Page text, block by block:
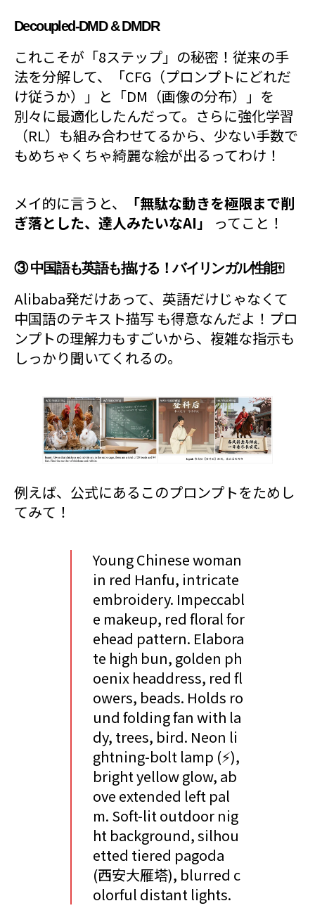
Decoupled-DMD & DMDR
これこそが「8ステップ」の秘密！従来の手
法を分解して、「CFG（プロンプトにどれだ
け従うか）」と「DM（画像の分布）」を
別々に最適化したんだって。さらに強化学習
（RL）も組み合わせてるから、少ない手数で
もめちゃくちゃ綺麗な絵が出るってわけ！
メイ的に言うと、
「無駄な動きを極限まで削
ぎ落とした、達人みたいなAI」
ってこと！
③ 中国語も英語も描ける！バイリンガル性能🀄️
Alibaba発だけあって、英語だけじゃなくて
中国語のテキスト描写 も得意なんだよ！プロ
ンプトの理解力もすごいから、複雑な指示も
しっかり聞いてくれるの。
例えば、公式にあるこのプロンプトをためし
てみて！
Young Chinese woman
in red Hanfu, intricate
embroidery. Impeccabl
e makeup, red floral for
ehead pattern. Elabora
te high bun, golden ph
oenix headdress, red fl
owers, beads. Holds ro
und folding fan with la
dy, trees, bird. Neon li
ghtning-bolt lamp (⚡️),
bright yellow glow, ab
ove extended left pal
m. Soft-lit outdoor nig
ht background, silhou
etted tiered pagoda
(西安大雁塔), blurred c
olorful distant lights.